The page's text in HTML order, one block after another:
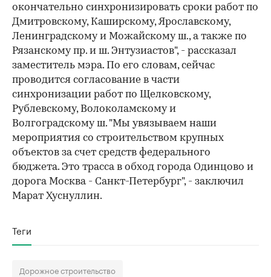
окончательно синхронизировать сроки работ по
Дмитровскому, Каширскому, Ярославскому,
Ленинградскому и Можайскому ш., а также по
Рязанскому пр. и ш. Энтузиастов", - рассказал
заместитель мэра. По его словам, сейчас
проводится согласование в части
синхронизации работ по Щелковскому,
Рублевскому, Волоколамскому и
Волгоградскому ш. "Мы увязываем наши
мероприятия со строительством крупных
объектов за счет средств федерального
бюджета. Это трасса в обход города Одинцово и
дорога Москва - Санкт-Петербург", - заключил
Марат Хуснуллин.
Теги
Дорожное строительство